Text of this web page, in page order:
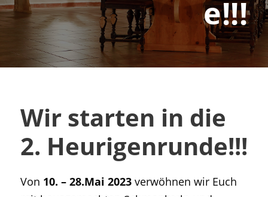
e!!!
Wir starten in die
2. Heurigenrunde!!!
Von 10. – 28.Mai 2023 verwöhnen wir Euch